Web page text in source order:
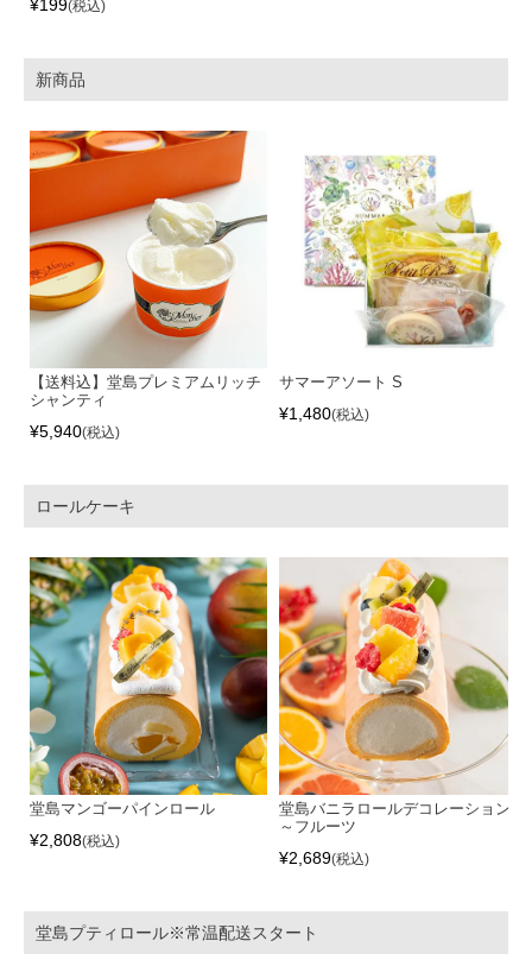
¥199 税込
新商品
【送料込】堂島プレミアムリッチ
シャンティ
¥5,940 税込
サマーアソート S
¥1,480 税込
ロールケーキ
堂島マンゴーパインロール
¥2,808 税込
堂島バニラロールデコレーション
～フルーツ
¥2,689 税込
堂島プティロール※常温配送スタート